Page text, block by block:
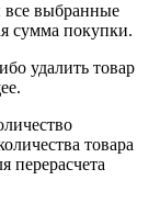
все выбранные
сумма покупки.
удалить товар
товара
перерасчета